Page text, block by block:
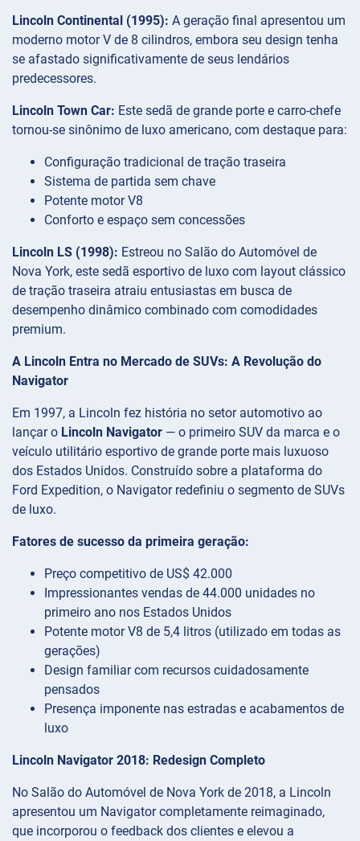
Lincoln Continental (1995): A geração final apresentou um
moderno motor V de 8 cilindros, embora seu design tenha
se afastado significativamente de seus lendários
predecessores.
Lincoln Town Car: Este sedã de grande porte e carro-chefe
tornou-se sinônimo de luxo americano, com destaque para:
Configuração tradicional de tração traseira
Sistema de partida sem chave
Potente motor V8
Conforto e espaço sem concessões
Lincoln LS (1998): Estreou no Salão do Automóvel de
Nova York, este sedã esportivo de luxo com layout clássico
de tração traseira atraiu entusiastas em busca de
desempenho dinâmico combinado com comodidades
premium.
A Lincoln Entra no Mercado de SUVs: A Revolução do
Navigator
Em 1997, a Lincoln fez história no setor automotivo ao
lançar o Lincoln Navigator — o primeiro SUV da marca e o
veículo utilitário esportivo de grande porte mais luxuoso
dos Estados Unidos. Construído sobre a plataforma do
Ford Expedition, o Navigator redefiniu o segmento de SUVs
de luxo.
Fatores de sucesso da primeira geração:
Preço competitivo de US$ 42.000
Impressionantes vendas de 44.000 unidades no
primeiro ano nos Estados Unidos
Potente motor V8 de 5,4 litros (utilizado em todas as
gerações)
Design familiar com recursos cuidadosamente
pensados
Presença imponente nas estradas e acabamentos de
luxo
Lincoln Navigator 2018: Redesign Completo
No Salão do Automóvel de Nova York de 2018, a Lincoln
apresentou um Navigator completamente reimaginado,
que incorporou o feedback dos clientes e elevou a